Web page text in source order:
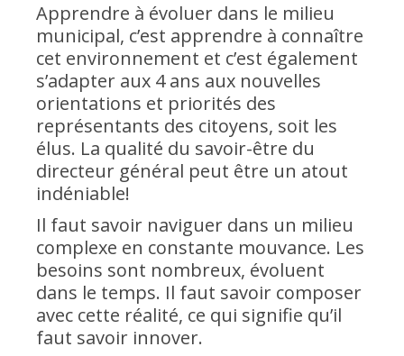
Apprendre à évoluer dans le milieu
municipal, c’est apprendre à connaître
cet environnement et c’est également
s’adapter aux 4 ans aux nouvelles
orientations et priorités des
représentants des citoyens, soit les
élus. La qualité du savoir-être du
directeur général peut être un atout
indéniable!
Il faut savoir naviguer dans un milieu
complexe en constante mouvance. Les
besoins sont nombreux, évoluent
dans le temps. Il faut savoir composer
avec cette réalité, ce qui signifie qu’il
faut savoir innover.